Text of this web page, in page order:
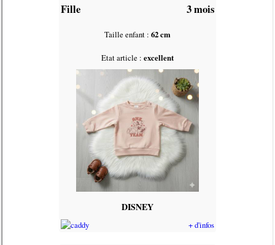
Fille 3 mois
Taille enfant : 62 cm
Etat article : excellent
DISNEY
+ d'infos